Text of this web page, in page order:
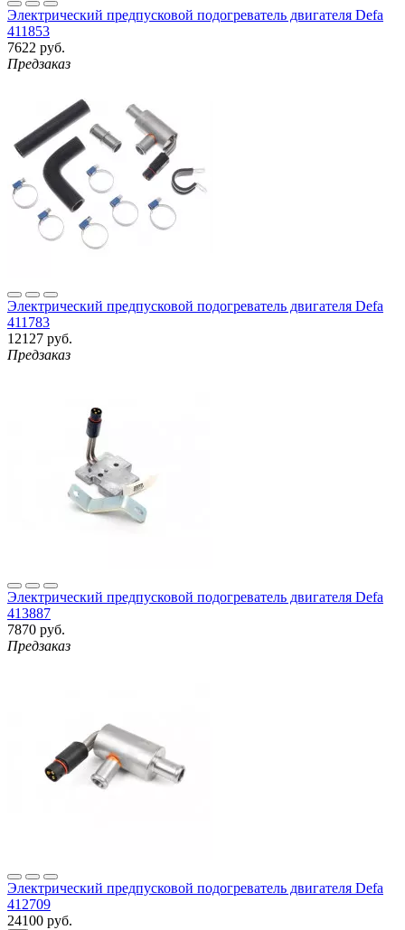
Электрический предпусковой подогреватель двигателя Defa
411853
7622 руб.
Предзаказ
Электрический предпусковой подогреватель двигателя Defa
411783
12127 руб.
Предзаказ
Электрический предпусковой подогреватель двигателя Defa
413887
7870 руб.
Предзаказ
Электрический предпусковой подогреватель двигателя Defa
412709
24100 руб.